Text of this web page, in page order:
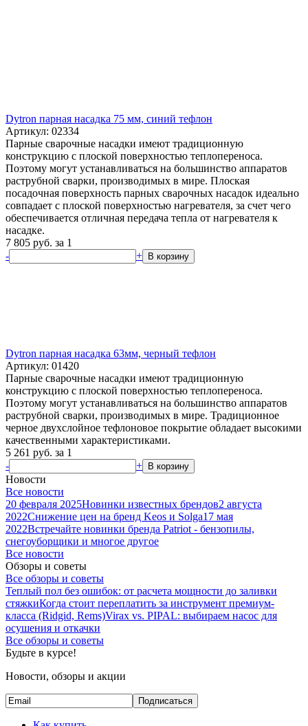
Dytron парная насадка 75 мм, синий тефлон
Артикул: 02334
Парные сварочные насадки имеют традиционную
конструкцию с плоской поверхностью теплопереноса.
Поэтому могут устанавливаться на большинство аппаратов
раструбной сварки, производимых в мире. Плоская
посадочная поверхность парных сварочных насадок идеально
совпадает с плоской поверхностью нагревателя, за счет чего
обеспечивается отличная передача тепла от нагревателя к
насадке.
7 805 руб. за 1
-
+ В корзину
Dytron парная насадка 63мм, черный тефлон
Артикул: 01420
Парные сварочные насадки имеют традиционную
конструкцию с плоской поверхностью теплопереноса.
Поэтому могут устанавливаться на большинство аппаратов
раструбной сварки, производимых в мире. Традиционное
черное двухслойное тефлоновое покрытие обладает высокими
качественными характеристиками.
5 261 руб. за 1
-
+ В корзину
Новости
Все новости
20 февраля 2025Новинки известных брендов2 августа
2022Снижение цен на бренд Keos и Solga17 мая
2022Встречайте новинки бренда Patriot - бензопилы,
снегоуборщики и многое другое
Все новости
Обзоры и советы
Все обзоры и советы
Теплый пол без ошибок: от расчета мощности до заливки
стяжкиКогда стоит переплатить за инструмент премиум-
класса (Ridgid, Rems)Virax vs. PIPAL: выбираем насос для
осушения и откачки
Все обзоры и советы
Будьте в курсе!
Новости, обзоры и акции
Подписаться